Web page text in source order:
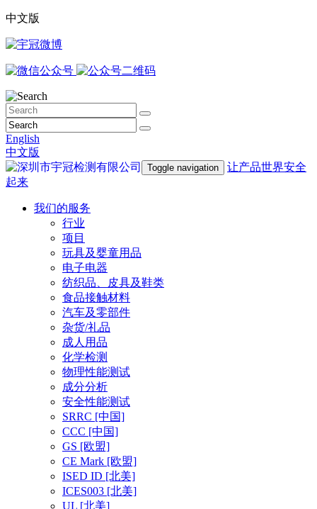
中文版
English
中文版
Toggle navigation
让产品世界安全
起来
我们的服务
行业
项目
玩具及婴童用品
电子电器
纺织品、皮具及鞋类
食品接触材料
汽车及零部件
杂货/礼品
成人用品
化学检测
物理性能测试
成分分析
安全性能测试
SRRC [中国]
CCC [中国]
GS [欧盟]
CE Mark [欧盟]
ISED ID [北美]
ICES003 [北美]
UL [北美]